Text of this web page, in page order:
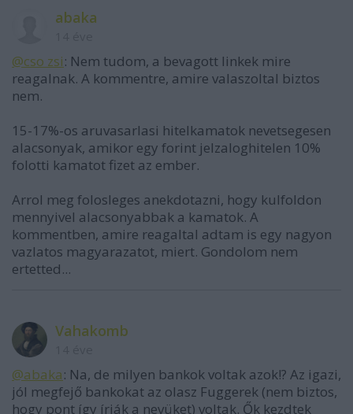
abaka
@cso zsi: Nem tudom, a bevagott linkek mire
reagalnak. A kommentre, amire valaszoltal biztos
nem.
15-17%-os aruvasarlasi hitelkamatok nevetsegesen
alacsonyak, amikor egy forint jelzaloghitelen 10%
folotti kamatot fizet az ember.
Arrol meg folosleges anekdotazni, hogy kulfoldon
mennyivel alacsonyabbak a kamatok. A
kommentben, amire reagaltal adtam is egy nagyon
vazlatos magyarazatot, miert. Gondolom nem
ertetted...
Vahakomb
@abaka: Na, de milyen bankok voltak azok!? Az igazi,
jól megfejő bankokat az olasz Fuggerek (nem biztos,
hogy pont így írják a nevüket) voltak. Ők kezdtek